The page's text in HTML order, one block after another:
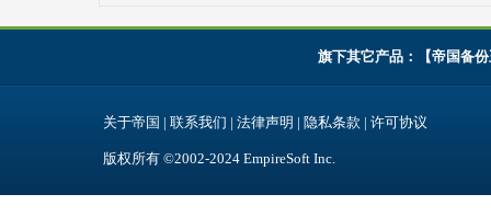
旗下其它产品：【帝国备份
关于帝国 | 联系我们 | 法律声明 | 隐私条款 | 许可协议
版权所有 ©2002-2024 EmpireSoft Inc.